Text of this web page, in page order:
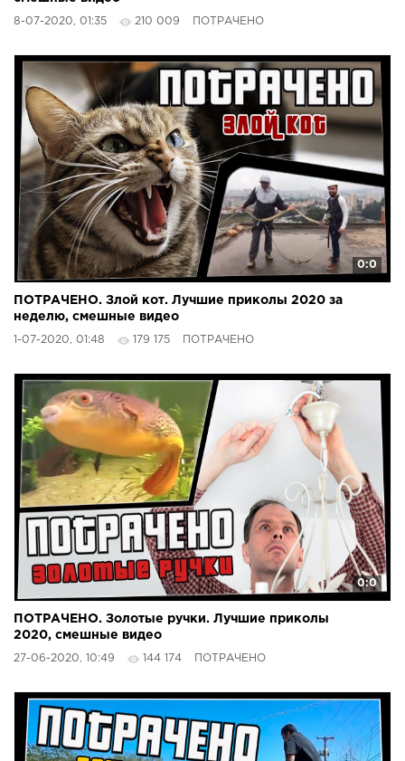
8-07-2020, 01:35 210 009 ПОТРАЧЕНО
0:0
ПОТРАЧЕНО. Злой кот. Лучшие приколы 2020 за
неделю, смешные видео
1-07-2020, 01:48 179 175 ПОТРАЧЕНО
0:0
ПОТРАЧЕНО. Золотые ручки. Лучшие приколы
2020, смешные видео
27-06-2020, 10:49 144 174 ПОТРАЧЕНО